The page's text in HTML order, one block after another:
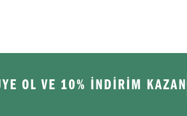
OL VE 10% İNDİRİM KAZAN